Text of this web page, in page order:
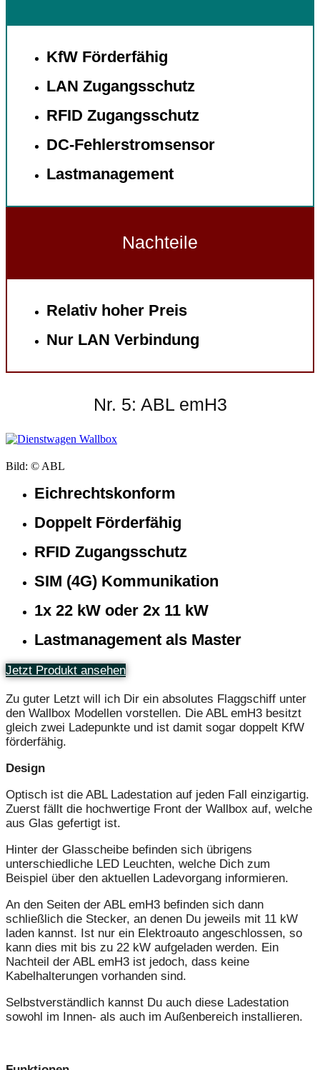
KfW Förderfähig
LAN Zugangsschutz
RFID Zugangsschutz
DC-Fehlerstromsensor
Lastmanagement
Nachteile
Relativ hoher Preis
Nur LAN Verbindung
Nr. 5: ABL emH3
Bild: © ABL
Eichrechtskonform
Doppelt Förderfähig
RFID Zugangsschutz
SIM (4G) Kommunikation
1x 22 kW oder 2x 11 kW
Lastmanagement als Master
Jetzt Produkt ansehen
Zu guter Letzt will ich Dir ein absolutes Flaggschiff unter
den Wallbox Modellen vorstellen. Die ABL emH3 besitzt
gleich zwei Ladepunkte und ist damit sogar doppelt KfW
förderfähig.
Design
Optisch ist die ABL Ladestation auf jeden Fall einzigartig.
Zuerst fällt die hochwertige Front der Wallbox auf, welche
aus Glas gefertigt ist.
Hinter der Glasscheibe befinden sich übrigens
unterschiedliche LED Leuchten, welche Dich zum
Beispiel über den aktuellen Ladevorgang informieren.
An den Seiten der ABL emH3 befinden sich dann
schließlich die Stecker, an denen Du jeweils mit 11 kW
laden kannst. Ist nur ein Elektroauto angeschlossen, so
kann dies mit bis zu 22 kW aufgeladen werden. Ein
Nachteil der ABL emH3 ist jedoch, dass keine
Kabelhalterungen vorhanden sind.
Selbstverständlich kannst Du auch diese Ladestation
sowohl im Innen- als auch im Außenbereich installieren.